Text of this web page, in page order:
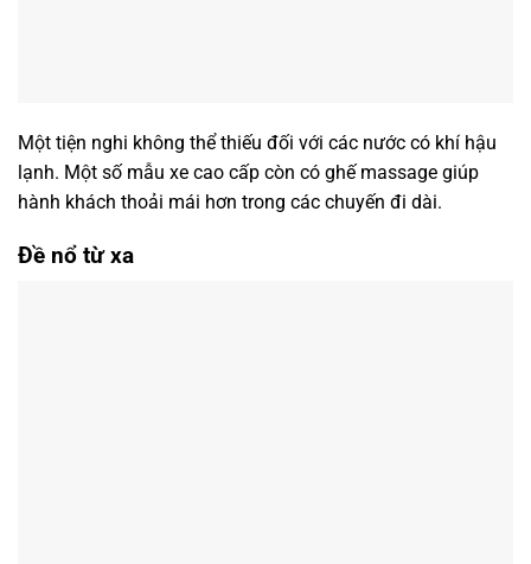
Một tiện nghi không thể thiếu đối với các nước có khí hậu
lạnh. Một số mẫu xe cao cấp còn có ghế massage giúp
hành khách thoải mái hơn trong các chuyến đi dài.
Đề nổ từ xa